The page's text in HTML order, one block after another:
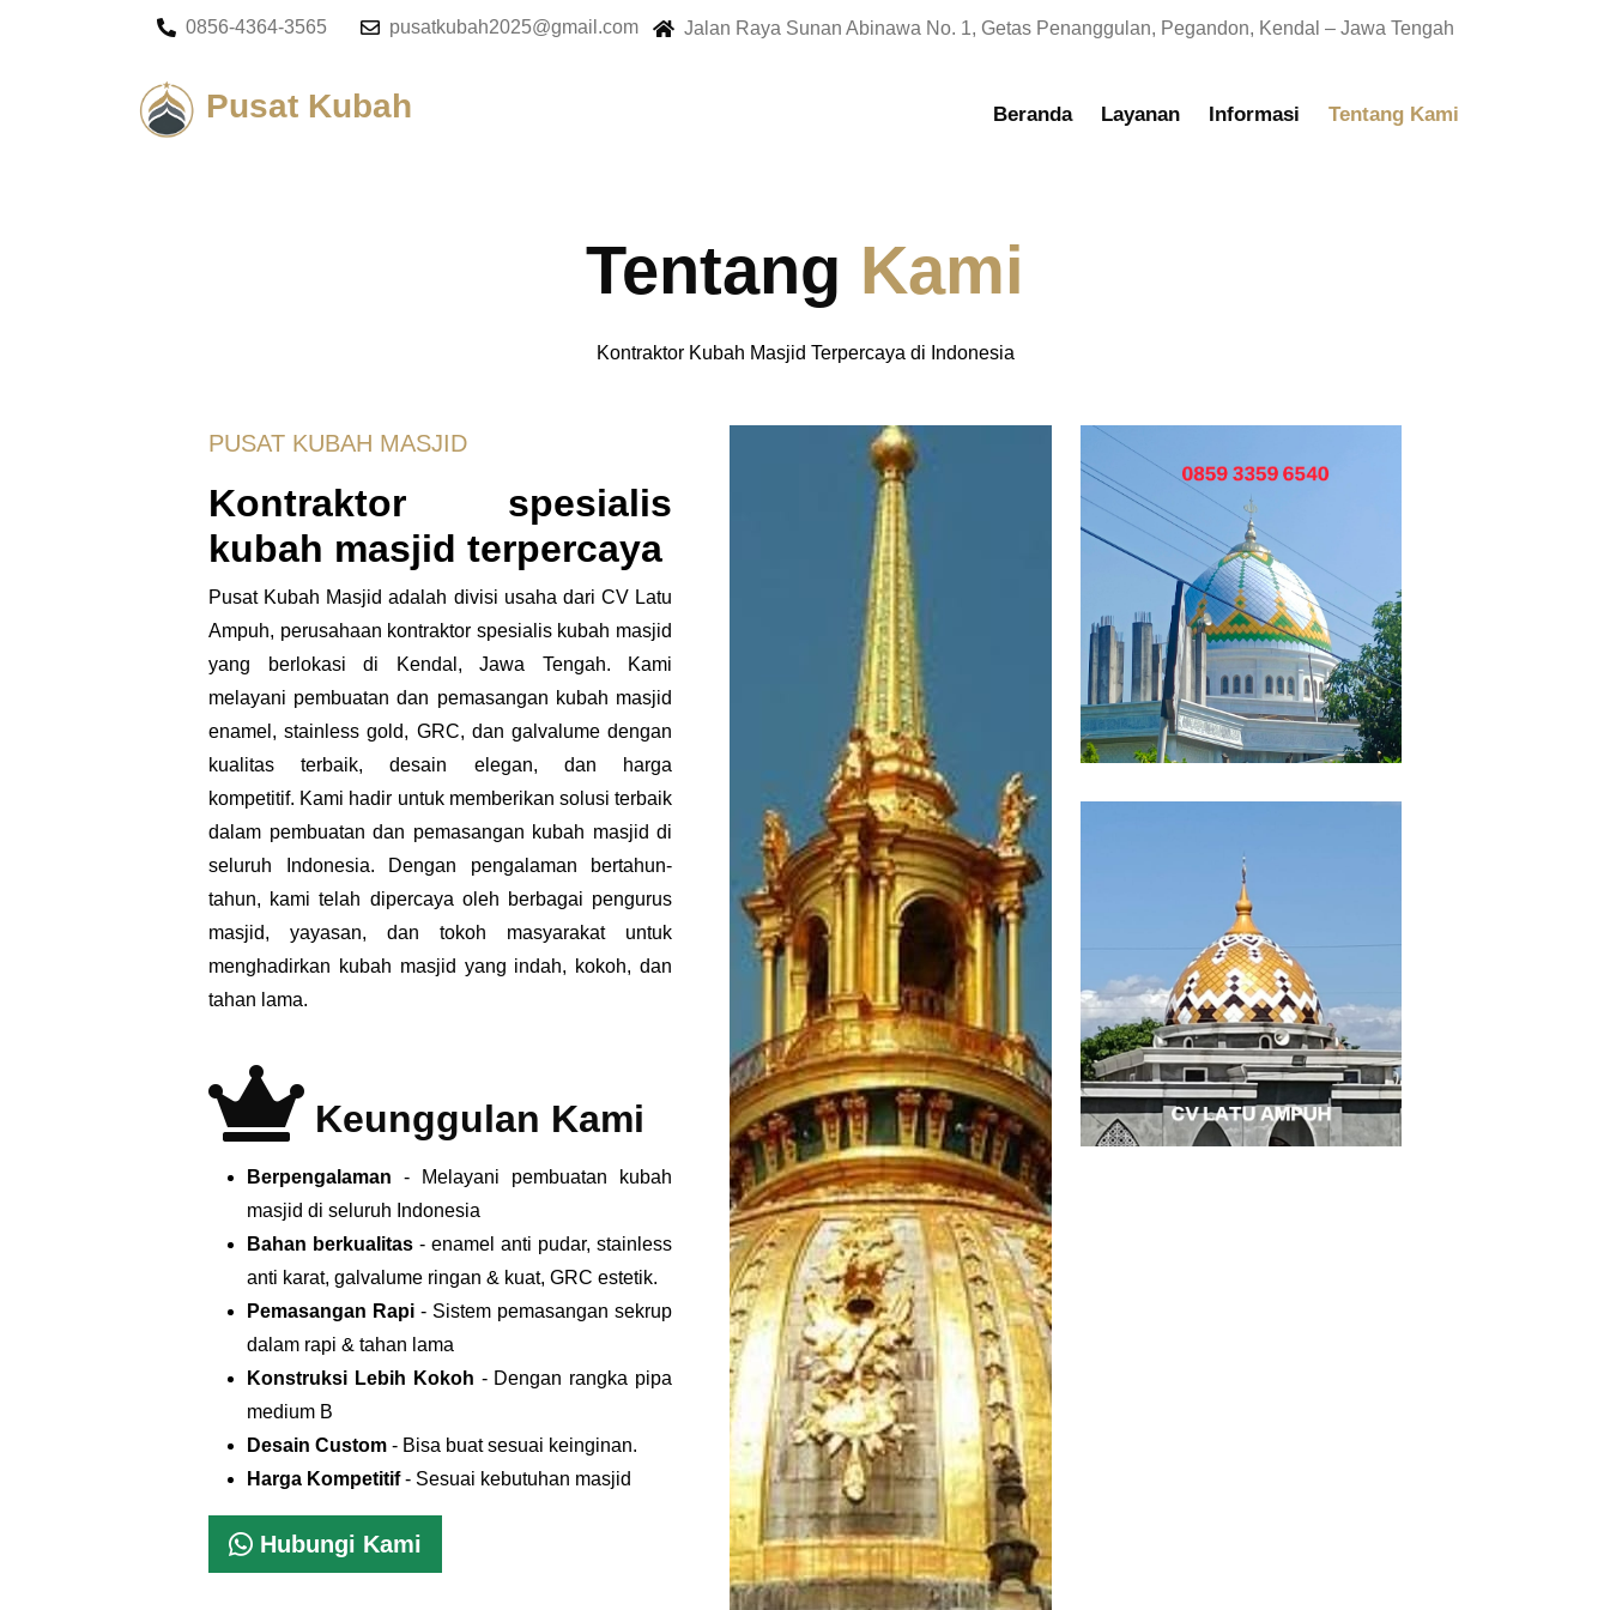
0856-4364-3565 pusatkubah2025@gmail.com Jalan Raya Sunan Abinawa No. 1, Getas Penanggulan, Pegandon, Kendal – Jawa Tengah
Pusat Kubah Beranda Layanan Informasi Tentang Kami
Tentang Kami
Kontraktor Kubah Masjid Terpercaya di Indonesia
PUSAT KUBAH MASJID
Kontraktor spesialis
kubah masjid terpercaya
Pusat Kubah Masjid adalah divisi usaha dari CV Latu
Ampuh, perusahaan kontraktor spesialis kubah masjid
yang berlokasi di Kendal, Jawa Tengah.
Kami
melayani pembuatan dan pemasangan kubah masjid
enamel, stainless gold, GRC, dan galvalume dengan
kualitas terbaik, desain elegan, dan harga
kompetitif. Kami hadir untuk memberikan solusi terbaik
dalam pembuatan dan pemasangan kubah masjid di
seluruh Indonesia.
Dengan pengalaman bertahun-
tahun, kami telah dipercaya oleh berbagai pengurus
masjid, yayasan, dan tokoh masyarakat untuk
menghadirkan kubah masjid yang indah, kokoh, dan
tahan lama.
Keunggulan Kami
Berpengalaman - Melayani pembuatan kubah
masjid di seluruh Indonesia
Bahan berkualitas - enamel anti pudar, stainless
anti karat, galvalume ringan & kuat, GRC estetik.
Pemasangan Rapi - Sistem pemasangan sekrup
dalam rapi & tahan lama
Konstruksi Lebih Kokoh - Dengan rangka pipa
medium B
Desain Custom - Bisa buat sesuai keinginan.
Harga Kompetitif- Sesuai kebutuhan masjid
Hubungi Kami